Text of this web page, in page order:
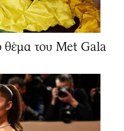
θέμα του Met Gala